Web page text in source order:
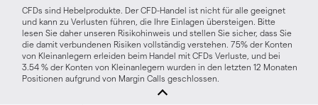
CFDs sind Hebelprodukte. Der CFD-Handel ist nicht für alle geeignet
und kann zu Verlusten führen, die Ihre Einlagen übersteigen. Bitte
lesen Sie daher unseren Risikohinweis und stellen Sie sicher, dass Sie
die damit verbundenen Risiken vollständig verstehen. 75% der Konten
von Kleinanlegern erleiden beim Handel mit CFDs Verluste, und bei
3.54 % der Konten von Kleinanlegern wurden in den letzten 12 Monaten
Positionen aufgrund von Margin Calls geschlossen.